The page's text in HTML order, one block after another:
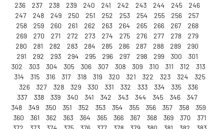
236
237 238 239 240 241 242 243 244 245
246
247
248 249 250 251 252 253 254 255 256
257
258
259 260 261 262 263 264 265 266 267
268
269
270 271 272 273 274 275 276 277 278
279
280
281 282 283 284 285 286 287 288 289
290
291
292 293 294 295 296 297 298 299 300
301
302
303 304 305 306 307 308 309 310 311 312
313
314
315 316 317 318 319 320 321 322 323 324
325
326
327 328 329 330 331 332 333 334 335
336
337
338 339 340 341 342 343 344 345 346
347
348
349 350 351 352 353 354 355 356 357 358
359
360
361 362 363 364 365 366 367 368 369 370
371